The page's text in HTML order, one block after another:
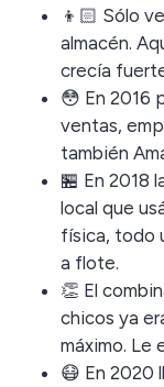
👦🏻 Sólo
almacén.
crecía
😳 En 2016
ventas,
también
🏪 En 2018
local que
física, todo
a flote.
👏 El
chicos ya
máximo. Le
😷 En 2020